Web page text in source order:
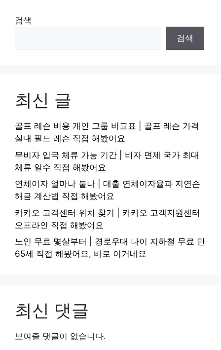
검색
검색
최신 글
골프 레슨 비용 개인 그룹 비교표 | 골프 레슨 가격
실내 필드 레슨 직접 해봤어요
무비자 입국 체류 가능 기간 | 비자 면제 국가 최대
체류 일수 직접 해봤어요
연체이자 얼마나 붙나 | 대출 연체이자율과 지연손
해금 계산법 직접 해봤어요
카카오 고객센터 위치 찾기 | 카카오 고객지원센터
오프라인 직접 해봤어요
노인 무료 몇살부터 | 경로우대 나이 지하철 무료 만
65세 직접 해봤어요, 바로 이거네요
최신 댓글
보여줄 댓글이 없습니다.